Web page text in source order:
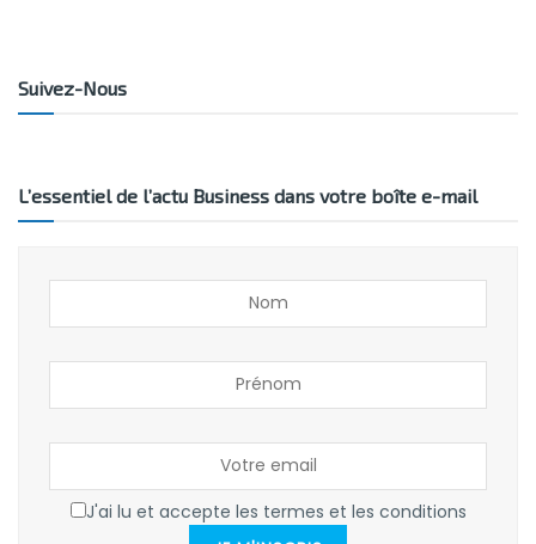
Suivez-Nous
L’essentiel de l’actu Business dans votre boîte e-mail
J'ai lu et accepte les termes et les conditions